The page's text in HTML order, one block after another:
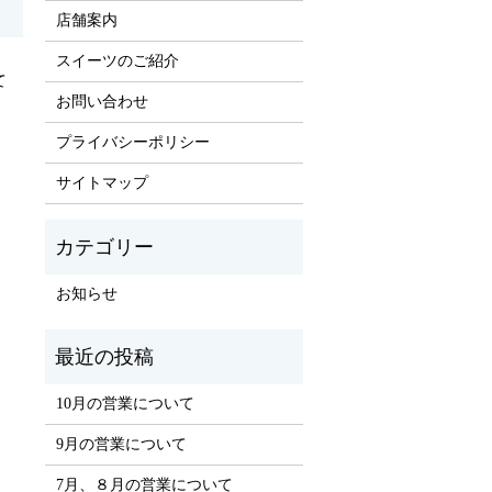
店舗案内
スイーツのご紹介
お問い合わせ
プライバシーポリシー
サイトマップ
お知らせ
10月の営業について
9月の営業について
7月、８月の営業について